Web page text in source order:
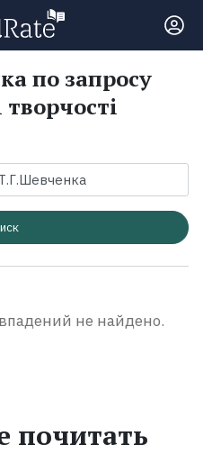
по запросу
не найдено.
почитать